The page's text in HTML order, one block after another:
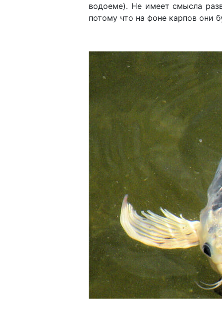
водоеме). Не имеет смысла
потому что на фоне карпов они